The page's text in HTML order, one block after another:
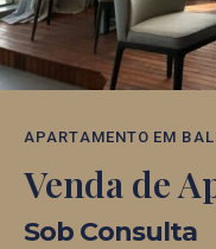
APARTAMENTO EM
Venda de
Sob Consulta